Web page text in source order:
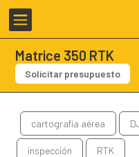

Matrice 350 RTK
Solicitar presupuesto
cartografía aérea
inspección RTK